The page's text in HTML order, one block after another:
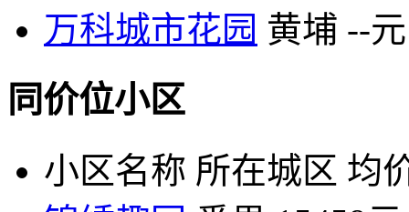
万科城市花园 黄埔 --元
同价位小区
小区名称 所在城区 均